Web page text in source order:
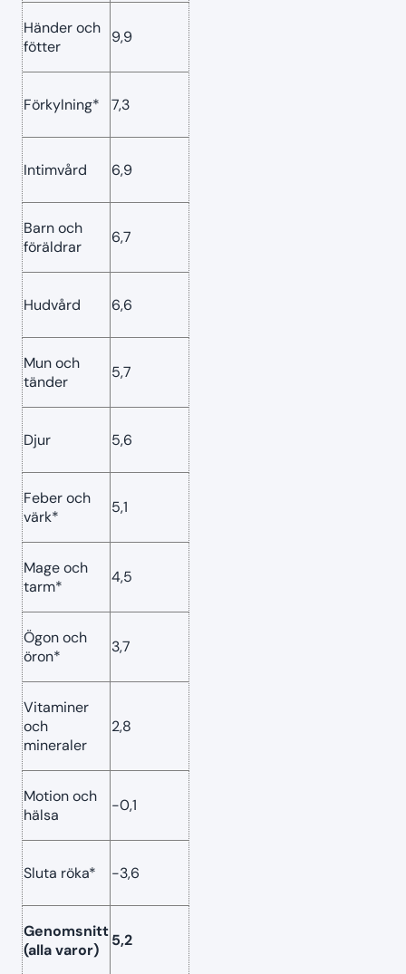
Händer och
fötter
9,9
Förkylning* 7,3
Intimvård 6,9
Barn och
föräldrar
6,7
Hudvård 6,6
Mun och
tänder
5,7
Djur 5,6
Feber och
värk*
5,1
Mage och
tarm*
4,5
Ögon och
öron*
3,7
Vitaminer
och
mineraler
2,8
Motion och
hälsa
-0,1
Sluta röka* -3,6
Genomsnitt
(alla varor)
5,2